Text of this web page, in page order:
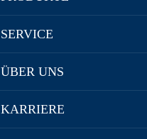
SERVICE
ÜBER UNS
KARRIERE